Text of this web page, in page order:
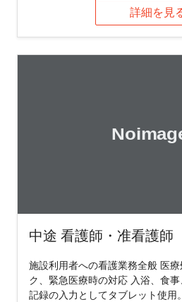
詳細を見
中途 看護師・准看護師
施設利用者への看護業務全般 医
ク、緊急医療時の対応 入浴、食
記録の入力としてタブレット使用